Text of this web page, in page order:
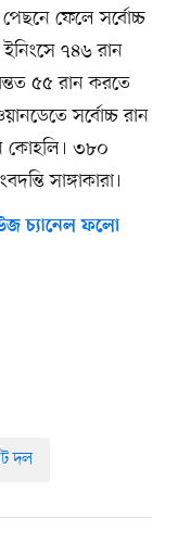
ফেলে সর্বোচ্চ
৭৪৬ রান
৫৫ রান করতে
সর্বোচ্চ রান
কোহলি। ৩৮০
সাঙ্গাকারা।
চ্যানেল ফলো
দল